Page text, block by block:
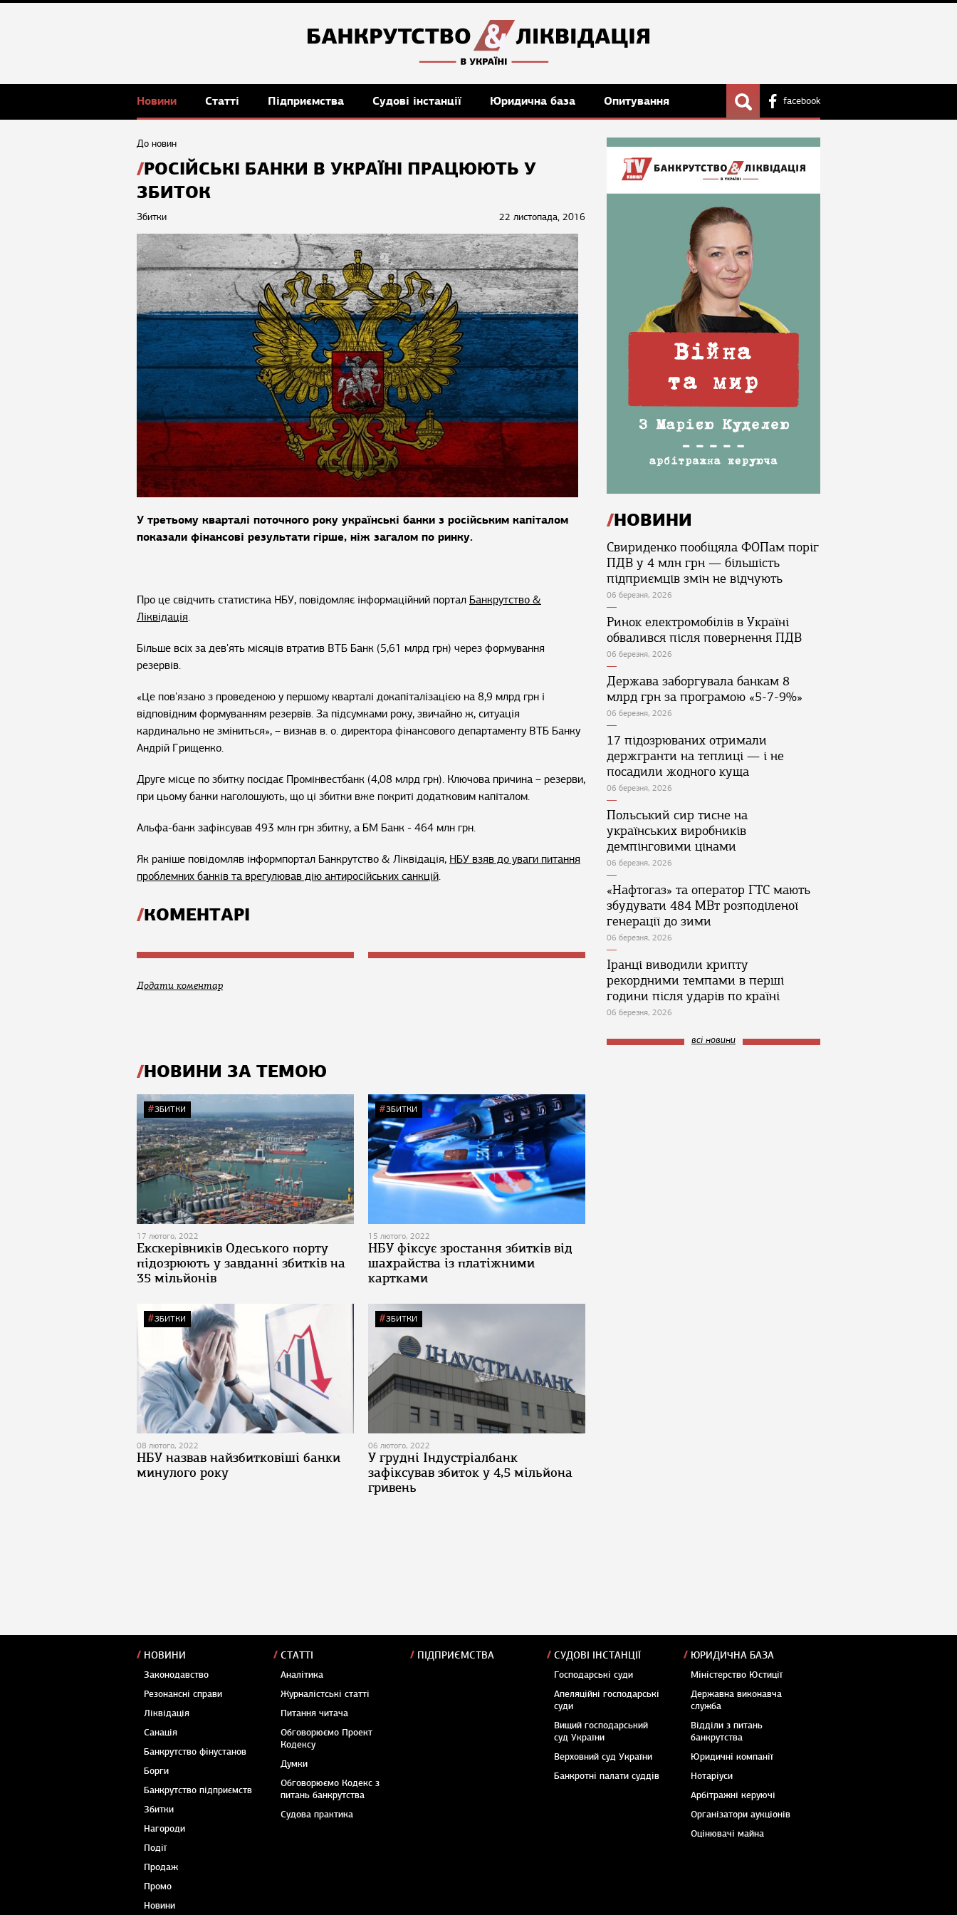
Новини Статті Підприємства Судові інстанції Юридична база Опитування facebook
До новин
РОСІЙСЬКІ БАНКИ В УКРАЇНІ ПРАЦЮЮТЬ У
ЗБИТОК
22 листопада, 2016
Збитки
У третьому кварталі поточного року українські банки з російським капіталом
показали фінансові результати гірше, ніж загалом по ринку.
Про це свідчить статистика НБУ, повідомляє інформаційний портал Банкрутство &
Ліквідація.
Більше всіх за дев'ять місяців втратив ВТБ Банк (5,61 млрд грн) через формування
резервів.
«Це пов'язано з проведеною у першому кварталі докапіталізацією на 8,9 млрд грн і
відповідним формуванням резервів. За підсумками року, звичайно ж, ситуація
кардинально не зміниться», – визнав в. о. директора фінансового департаменту ВТБ Банку
Андрій Грищенко.
Друге місце по збитку посідає Промінвестбанк (4,08 млрд грн). Ключова причина – резерви,
при цьому банки наголошують, що ці збитки вже покриті додатковим капіталом.
Альфа-банк зафіксував 493 млн грн збитку, а БМ Банк - 464 млн грн.
Як раніше повідомляв інформпортал Банкрутство & Ліквідація, НБУ взяв до уваги питання
проблемних банків та врегулював дію антиросійських санкцій.
КОМЕНТАРІ
Додати коментар
НОВИНИ ЗА ТЕМОЮ
ЗБИТКИ
17 лютого, 2022
Екскерівників Одеського порту
підозрюють у завданні збитків на
35 мільйонів
ЗБИТКИ
15 лютого, 2022
НБУ фіксує зростання збитків від
шахрайства із платіжними
картками
ЗБИТКИ
08 лютого, 2022
НБУ назвав найзбитковіші банки
минулого року
ЗБИТКИ
06 лютого, 2022
У грудні Індустріалбанк
зафіксував збиток у 4,5 мільйона
гривень
НОВИНИ
Свириденко пообіцяла ФОПам поріг
ПДВ у 4 млн грн — більшість
підприємців змін не відчують
06 березня, 2026
Ринок електромобілів в Україні
обвалився після повернення ПДВ
06 березня, 2026
Держава заборгувала банкам 8
млрд грн за програмою «5-7-9%»
06 березня, 2026
17 підозрюваних отримали
держгранти на теплиці — і не
посадили жодного куща
06 березня, 2026
Польський сир тисне на
українських виробників
демпінговими цінами
06 березня, 2026
«Нафтогаз» та оператор ГТС мають
збудувати 484 МВт розподіленої
генерації до зими
06 березня, 2026
Іранці виводили крипту
рекордними темпами в перші
години після ударів по країні
06 березня, 2026
всі новини
НОВИНИ
Законодавство
Резонансні справи
Ліквідація
Санація
Банкрутство фінустанов
Борги
Банкрутство підприємств
Збитки
Нагороди
Події
Продаж
Промо
Новини
СТАТТІ
Аналітика
Журналістські статті
Питання читача
Обговорюємо Проект
Кодексу
Думки
Обговорюємо Кодекс з
питань банкрутства
Судова практика
ПІДПРИЄМСТВА СУДОВІ ІНСТАНЦІЇ
Господарські суди
Апеляційні господарські
суди
Вищий господарський
суд України
Верховний суд України
Банкротні палати суддів
ЮРИДИЧНА БАЗА
Міністерство Юстиції
Державна виконавча
служба
Відділи з питань
банкрутства
Юридичні компанії
Нотаріуси
Арбітражні керуючі
Організатори аукціонів
Оцінювачі майна